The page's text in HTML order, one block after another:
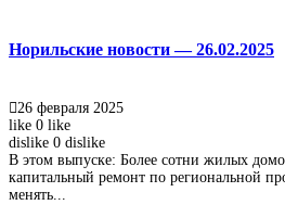
Норильские новости — 26.02.2025
26 февраля 2025
like 0 like
dislike 0 dislike
В этом выпуске: Более сотни жилых
капитальный ремонт по региональной
менять...